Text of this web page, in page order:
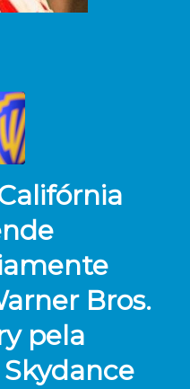
Bros.
pela